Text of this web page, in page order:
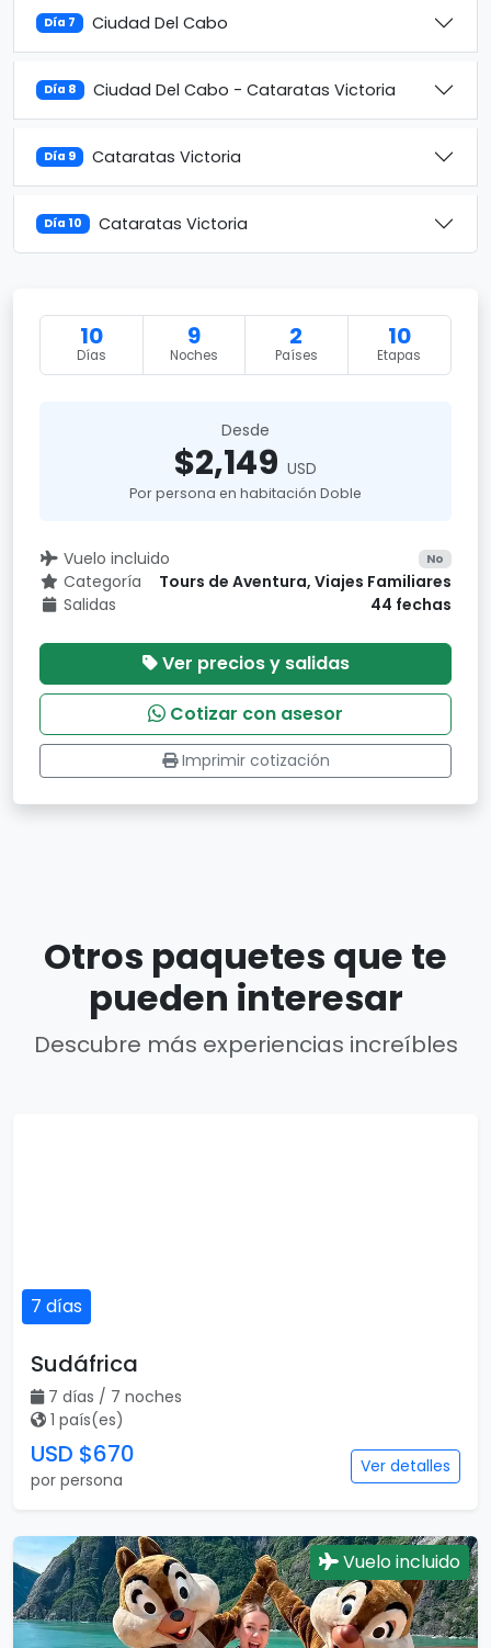
Día 7 Ciudad Del Cabo
Día 8 Ciudad Del Cabo - Cataratas Victoria
Día 9 Cataratas Victoria
Día 10 Cataratas Victoria
10
Días
9
Noches
2
Países
10
Etapas
Desde
$2,149 USD
Por persona en habitación Doble
Vuelo incluido No
Categoría
Tours de Aventura, Viajes Familiares
Salidas
44 fechas
Ver precios y salidas
Cotizar con asesor
Imprimir cotización
Otros paquetes que te
pueden interesar
Descubre más experiencias increíbles
7 días
Sudáfrica
7 días / 7 noches
1 país(es)
USD $670
por persona
Ver detalles
Vuelo incluido